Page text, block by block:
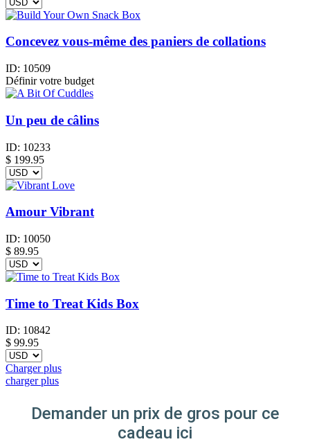
Concevez vous-même des paniers de collations
ID: 10509
Définir votre budget
Un peu de câlins
ID: 10233
$ 199.95
Amour Vibrant
ID: 10050
$ 89.95
Time to Treat Kids Box
ID: 10842
$ 99.95
Charger plus
charger plus
Demander un prix de gros pour ce
cadeau ici